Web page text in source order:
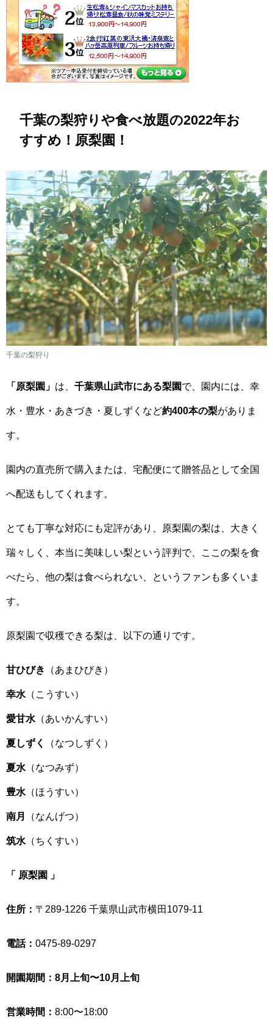
千葉の梨狩りや食べ放題の2022年お
すすめ！原梨園！
千葉の梨狩り
「原梨園」 は、 千葉県山武市にある梨園で、園内には、幸
水・豊水・あきづき・夏しずくなど約400本の梨がありま
す。
園内の直売所で購入または、宅配便にて贈答品として全国
へ配送もしてくれます。
とても丁寧な対応にも定評があり、原梨園の梨は、大きく
瑞々しく、本当に美味しい梨という評判で、ここの梨を食
べたら、他の梨は食べられない、というファンも多くいま
す。
原梨園で収穫できる梨は、以下の通りです。
甘ひびき （あまひびき）
幸水 （こうすい）
愛甘水 （あいかんすい）
夏しずく （なつしずく）
夏水 （なつみず）
豊水 （ほうすい）
南月 （なんげつ）
筑水 （ちくすい）
「 原梨園 」
住所： 〒289-1226 千葉県山武市横田1079-11
電話： 0475-89-0297
開園期間：8月上旬〜10月上旬
営業時間： 8:00〜18:00